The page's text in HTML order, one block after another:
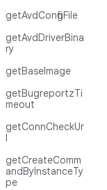
getAvdConfigFile
getAvdDriverBina
ry
getBaseImage
getBugreportzTi
meout
getConnCheckUr
l
getCreateComm
andByInstanceTy
pe